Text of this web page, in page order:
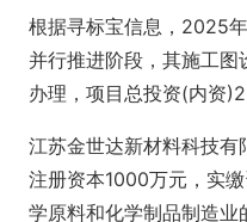
根据寻标宝信息，2025
并行推进阶段，其施工
办理，项目总投资(内资
江苏金世达新材料科技
注册资本1000万元，实
学原料和化学制品制造